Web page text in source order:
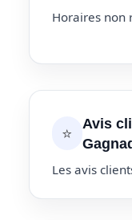
Horaires non
⭐
Avis
Les avis